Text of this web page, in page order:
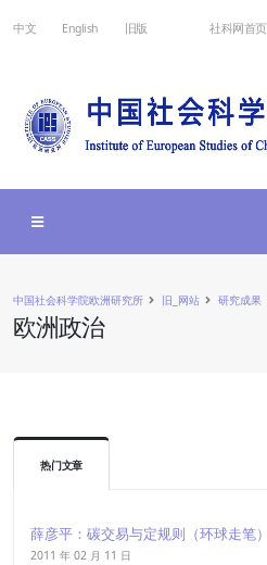
中文 English 旧版 社科网首页
欧洲政治
中国社会科学院欧洲研究所 旧_网站 研究成果
热门文章
薛彦平：碳交易与定规则（环球走笔）
2011 年 02 月 11 日